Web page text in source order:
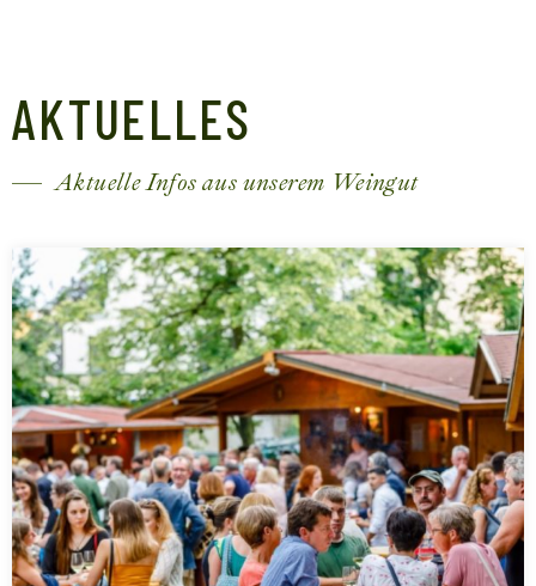
AKTUELLES
Aktuelle Infos aus unserem Weingut